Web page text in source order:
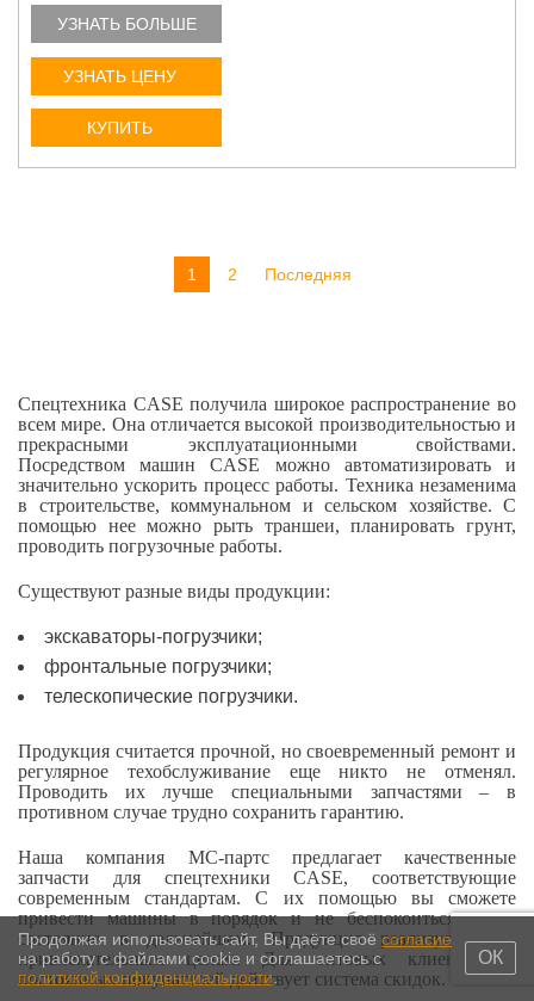
УЗНАТЬ БОЛЬШЕ
УЗНАТЬ ЦЕНУ
КУПИТЬ
1 2 Последняя
Спецтехника CASE получила широкое распространение во
всем мире. Она отличается высокой производительностью и
прекрасными эксплуатационными свойствами.
Посредством машин CASE можно автоматизировать и
значительно ускорить процесс работы. Техника незаменима
в строительстве, коммунальном и сельском хозяйстве. С
помощью нее можно рыть траншеи, планировать грунт,
проводить погрузочные работы.
Существуют разные виды продукции:
экскаваторы-погрузчики;
фронтальные погрузчики;
телескопические погрузчики.
Продукция считается прочной, но своевременный ремонт и
регулярное техобслуживание еще никто не отменял.
Проводить их лучше специальными запчастями – в
противном случае трудно сохранить гарантию.
Наша компания МС-партс предлагает качественные
запчасти для спецтехники CASE, соответствующие
современным стандартам. С их помощью вы сможете
привести машины в порядок и не беспокоиться за их
состояние в дальнейшем. Продукция реализуется по
привлекательным ценам. Для оптовых клиентов и
постоянных покупателей действует система скидок.
Продолжая использовать сайт, Вы даёте своё согласие
на работу с файлами cookie и соглашаетесь с
политикой конфиденциальности.
ОК